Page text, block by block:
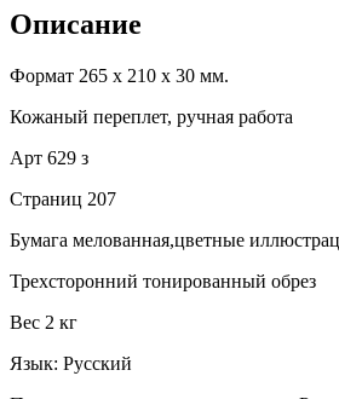
Описание
Формат 265 х 210 х 30 мм.
Кожаный переплет, ручная работа
Арт 629 з
Страниц 207
Бумага мелованная,цветные
Трехсторонний тонированный обрез
Вес 2 кг
Язык: Русский